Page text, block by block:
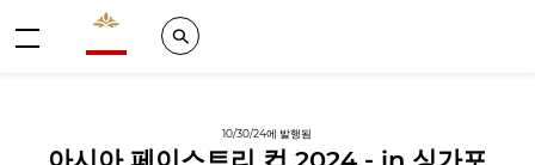
Valrhona - Imaginons le meilleur du chocolat
Search
10/30/24에 발행됨